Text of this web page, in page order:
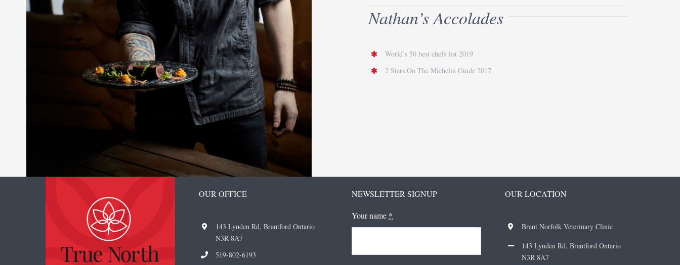
Nathan’s Accolades
World’s 50 best chefs list 2019
2 Stars On The Michelin Guide 2017
OUR OFFICE
143 Lynden Rd, Brantford Ontario
N3R 8A7
519-802-6193
NEWSLETTER SIGNUP
Your name *
OUR LOCATION
Brant Norfolk Veterinary Clinic
143 Lynden Rd, Brantford Ontario
N3R 8A7